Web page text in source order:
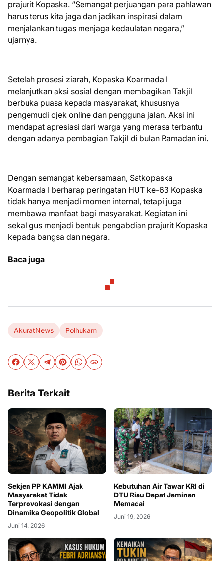
prajurit Kopaska. “Semangat perjuangan para pahlawan
harus terus kita jaga dan jadikan inspirasi dalam
menjalankan tugas menjaga kedaulatan negara,”
ujarnya.
Setelah prosesi ziarah, Kopaska Koarmada I
melanjutkan aksi sosial dengan membagikan Takjil
berbuka puasa kepada masyarakat, khususnya
pengemudi ojek online dan pengguna jalan. Aksi ini
mendapat apresiasi dari warga yang merasa terbantu
dengan adanya pembagian Takjil di bulan Ramadan ini.
Dengan semangat kebersamaan, Satkopaska
Koarmada I berharap peringatan HUT ke-63 Kopaska
tidak hanya menjadi momen internal, tetapi juga
membawa manfaat bagi masyarakat. Kegiatan ini
sekaligus menjadi bentuk pengabdian prajurit Kopaska
kepada bangsa dan negara.
Baca juga
AkuratNews Polhukam
Berita Terkait
Sekjen PP KAMMI Ajak
Masyarakat Tidak
Terprovokasi dengan
Dinamika Geopolitik Global
Juni 14, 2026
Kebutuhan Air Tawar KRI di
DTU Riau Dapat Jaminan
Memadai
Juni 19, 2026